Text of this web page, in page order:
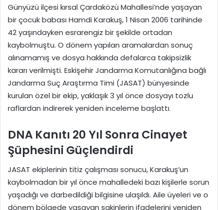
Günyüzü ilçesi kırsal Çardaközü Mahallesi’nde yaşayan
bir çocuk babası Hamdi Karakuş, 1 Nisan 2006 tarihinde
42 yaşındayken esrarengiz bir şekilde ortadan
kaybolmuştu. O dönem yapılan aramalardan sonuç
alınamamış ve dosya hakkında defalarca takipsizlik
kararı verilmişti. Eskişehir Jandarma Komutanlığına bağlı
Jandarma Suç Araştırma Timi (JASAT) bünyesinde
kurulan özel bir ekip, yaklaşık 3 yıl önce dosyayı tozlu
raflardan indirerek yeniden inceleme başlattı.
DNA Kanıtı 20 Yıl Sonra Cinayet
Şüphesini Güçlendirdi
JASAT ekiplerinin titiz çalışması sonucu, Karakuş’un
kaybolmadan bir yıl önce mahalledeki bazı kişilerle sorun
yaşadığı ve darbedildiği bilgisine ulaşıldı. Aile üyeleri ve o
dönem bölgede yaşayan sakinlerin ifadelerini yeniden